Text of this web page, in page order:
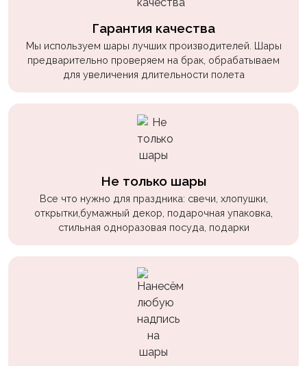
Гарантия качества
Мы используем шары лучших производителей. Шары
предварительно проверяем на брак, обрабатываем
для увеличения длительности полета
Не только шары
Все что нужно для праздника: свечи, хлопушки,
открытки,бумажный декор, подарочная упаковка,
стильная одноразовая посуда, подарки
Супергерои
Пиратская
Вечеринка
Мальчикам
Котики,
собачки